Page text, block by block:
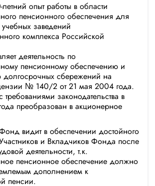
опыт работы в области
пенсионного обеспечения для
заведений
комплекса Российской
деятельность по
пенсионному обеспечению и
сбережений на
№ 140/2 от 21 мая 2004 года.
требованиями законодательства в
преобразован в акционерное
видит в обеспечении достойного
и Вкладчиков Фонда после
деятельности, т.к.
пенсионное обеспечение должно
дополнением к
пенсии.